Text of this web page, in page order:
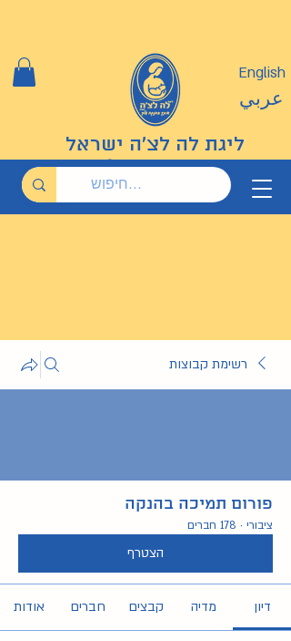
ליגת לה לצ'ה ישראל
English
عربي
רשימת קבוצות
פורום תמיכה בהנקה
ציבורי · 178 חברים
הצטרף
דיון מדיה קבצים חברים אודות